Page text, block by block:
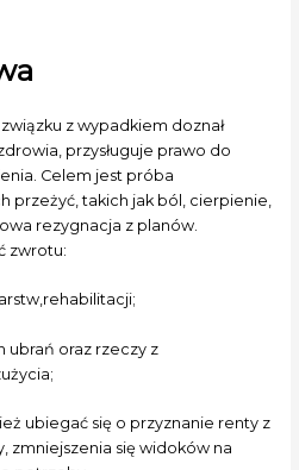
z wypadkiem doznał
przysługuje prawo do
Celem jest próba
przeżyć, takich jak ból, cierpienie,
rezygnacja z planów.
zwrotu:
ubrań oraz rzeczy z
ubiegać się o przyznanie renty z
zmniejszenia się widoków na